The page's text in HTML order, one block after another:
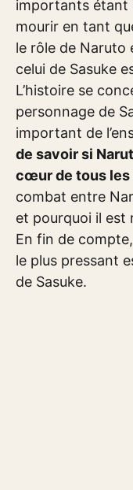
importants étant
mourir en tant
le rôle de Naruto
celui de Sasuke
L’histoire se
personnage de
important de
de savoir si
cœur de tous
combat entre
et pourquoi il est
En fin de
le plus pressant
de Sasuke.